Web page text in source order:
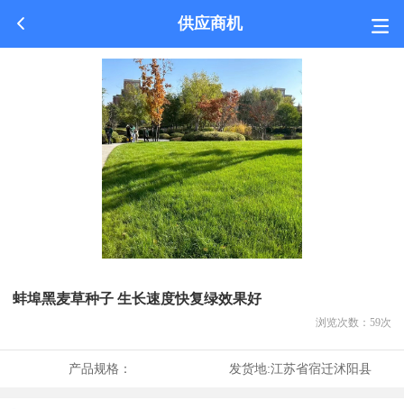
供应商机
蚌埠黑麦草种子 生长速度快复绿效果好
浏览次数： 59次
产品规格： 发货地:江苏省宿迁沭阳县